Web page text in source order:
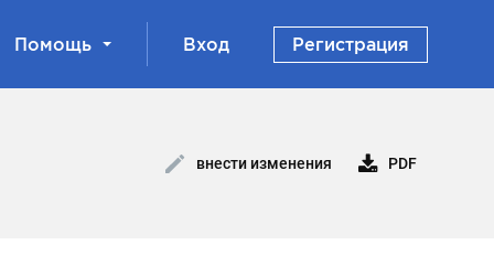
Помощь Вход Регистрация
внести изменения PDF